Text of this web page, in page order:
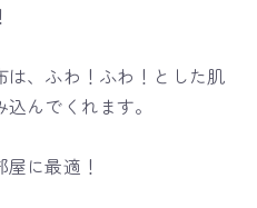
、ふわ！ふわ！とした肌
んでくれます。
に最適！